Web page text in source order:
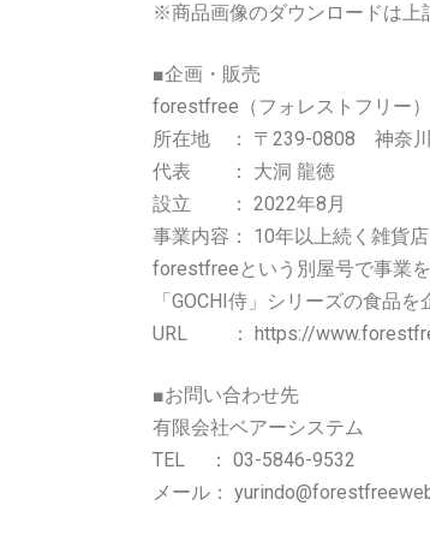
※商品画像のダウンロードは上
■企画・販売
forestfree（フォレストフリー）
所在地 ： 〒239-0808 神奈川
代表 ： 大洞 龍徳
設立 ： 2022年8月
事業内容： 10年以上続く雑貨
forestfreeという別屋号で事業
「GOCHI侍」シリーズの食品を
URL ： https://
■お問い合わせ先
有限会社ベアーシステム
TEL ： 03-5846-9532
メール：